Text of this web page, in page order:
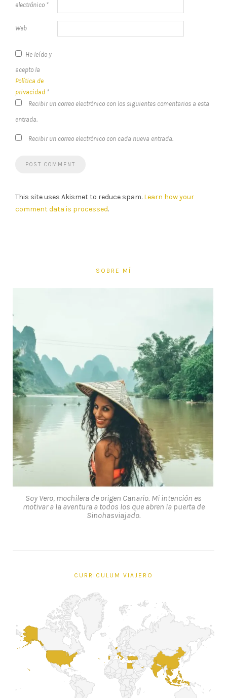
electrónico *
Web
He leído y
acepto la
Política de
privacidad *
Recibir un correo electrónico con los siguientes comentarios a esta
entrada.
Recibir un correo electrónico con cada nueva entrada.
This site uses Akismet to reduce spam. Learn how your
comment data is processed.
SOBRE MÍ
Soy Vero, mochilera de origen Canario. Mi intención es
motivar a la aventura a todos los que abren la puerta de
Sinohasviajado.
CURRICULUM VIAJERO